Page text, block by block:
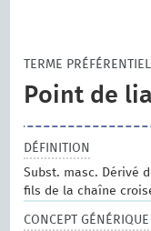
TERME PRÉFÉRENTIEL
Point de
DÉFINITION
Subst. masc. Dérivé
fils de la chaîne
CONCEPT GÉNÉRIQUE